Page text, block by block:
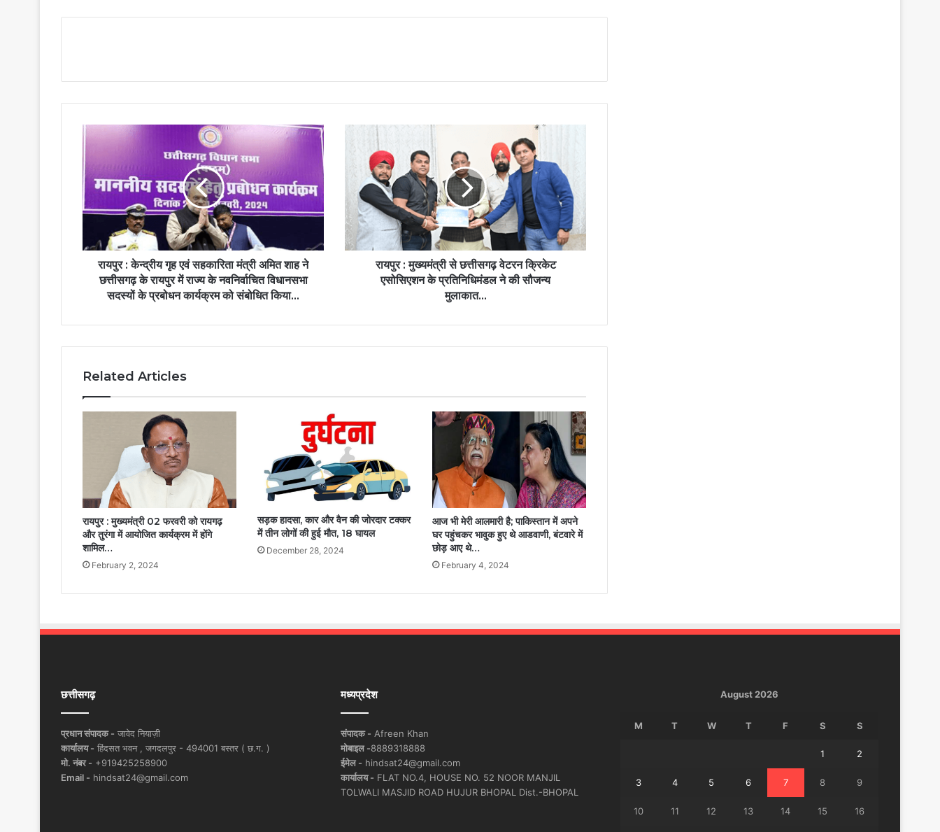
रायपुर : केन्द्रीय गृह एवं सहकारिता मंत्री अमित शाह ने
छत्तीसगढ़ के रायपुर में राज्य के नवनिर्वाचित विधानसभा
सदस्यों के प्रबोधन कार्यक्रम को संबोधित किया...
रायपुर : मुख्यमंत्री से छत्तीसगढ़ वेटरन क्रिकेट
एसोसिएशन के प्रतिनिधिमंडल ने की सौजन्य
मुलाकात...
Related Articles
रायपुर : मुख्यमंत्री 02 फरवरी को रायगढ़
और तुरंगा में आयोजित कार्यक्रम में होंगे
शामिल…
February 2, 2024
सड़क हादसा, कार और वैन की जोरदार टक्कर
में तीन लोगों की हुई मौत, 18 घायल
December 28, 2024
आज भी मेरी आलमारी है; पाकिस्तान में अपने
घर पहुंचकर भावुक हुए थे आडवाणी, बंटवारे में
छोड़ आए थे…
February 4, 2024
छत्तीसगढ़
प्रधान संपादक - जावेद नियाज़ी
कार्यालय - हिंदसत भवन , जगदलपुर - 494001 बस्तर ( छ.ग. )
मो. नंबर - +919425258900
Email - hindsat24@gmail.com
मध्यप्रदेश
संपादक - Afreen Khan
मोबाइल -8889318888
ईमेल - hindsat24@gmail.com
कार्यालय - FLAT NO.4, HOUSE NO. 52 NOOR MANJIL
TOLWALI MASJID ROAD HUJUR BHOPAL Dist.-BHOPAL
August 2026
M T W T F S S
1 2
3 4 5 6 7 8 9
10 11 12 13 14 15 16